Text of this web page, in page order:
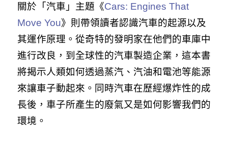
關於「汽車」主題《Cars: Engines That
Move You》則帶領讀者認識汽車的起源以及
其運作原理。從奇特的發明家在他們的車庫中
進行改良，到全球性的汽車製造企業，這本書
將揭示人類如何透過蒸汽、汽油和電池等能源
來讓車子動起來。同時汽車在歷經爆炸性的成
長後，車子所產生的廢氣又是如何影響我們的
環境。